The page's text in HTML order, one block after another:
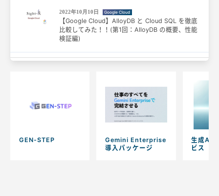
2022年10月10日 Google Cloud
【Google Cloud】AlloyDB と Cloud SQL を徹底
比較してみた！！(第1回：AlloyDB の概要、性能
検証編)
GEN-STEP
Gemini Enterprise
導入パッケージ
生成AI
ビス